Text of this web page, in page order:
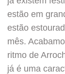
estão em
estão
mês.
ritmo de
já é uma